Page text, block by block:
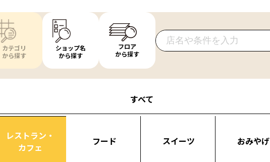
カテゴリ
から探す
ショップ名
から探す
フロア
から探す
すべて
レストラン・
カフェ
フード スイーツ おみやげ